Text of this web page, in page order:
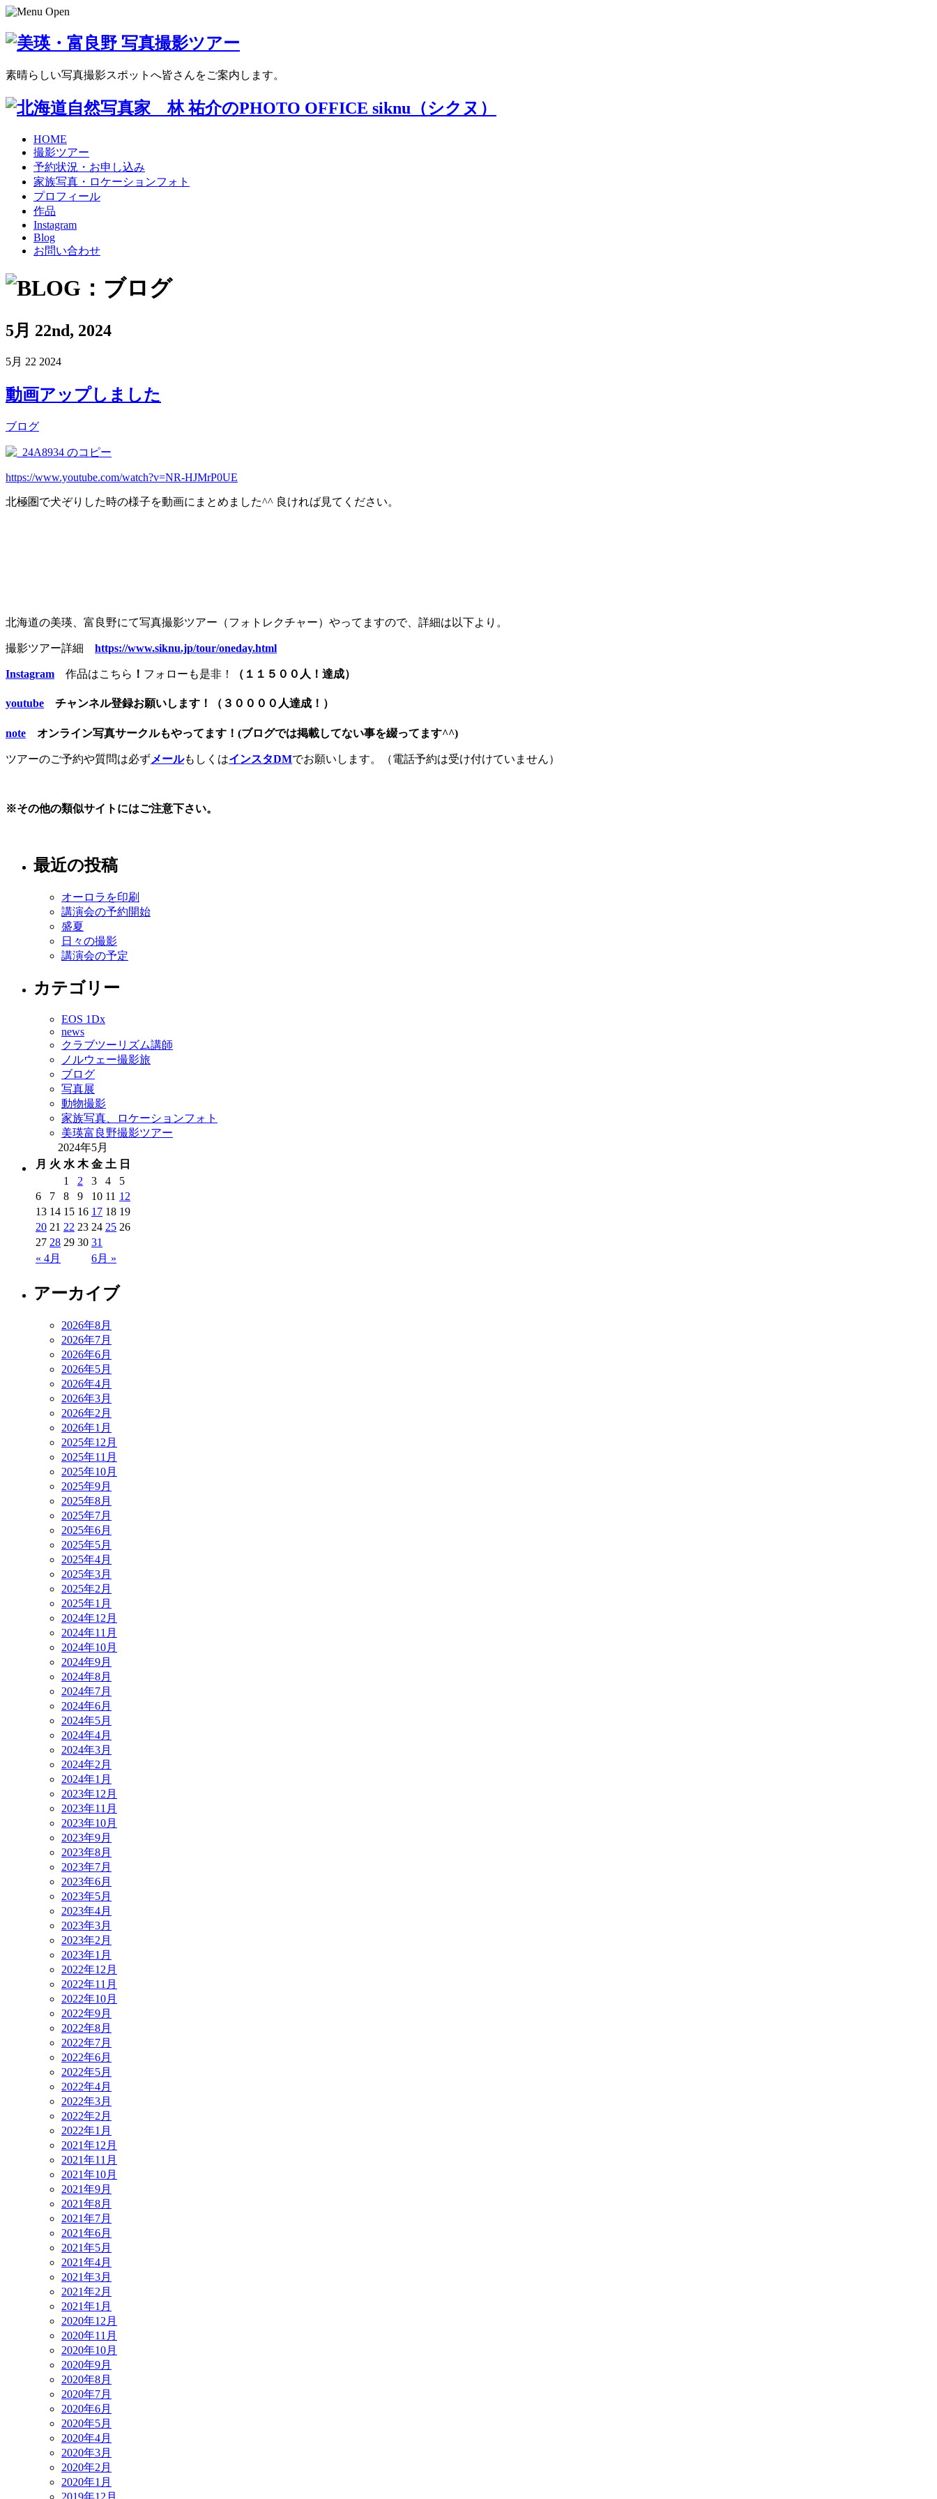
素晴らしい写真撮影スポットへ皆さんをご案内します。
HOME
撮影ツアー
予約状況・お申し込み
家族写真・ロケーションフォト
プロフィール
作品
Instagram
Blog
お問い合わせ
5月 22nd, 2024
5月 22 2024
動画アップしました
ブログ
https://www.youtube.com/watch?v=NR-HJMrP0UE
北極圏で犬ぞりした時の様子を動画にまとめました^^ 良ければ見てください。
北海道の美瑛、富良野にて写真撮影ツアー（フォトレクチャー）やってますので、詳細は以下より。
撮影ツアー詳細 https://www.siknu.jp/tour/oneday.html
Instagram 作品はこちら ！ フォローも是非！ （１１５００人！達成）
youtube チャンネル登録お願いします！（３００００人達成！）
note オンライン写真サークルもやってます！(ブログでは掲載してない事を綴ってます^^)
ツアーのご予約や質問は必ずメールもしくはインスタDMでお願いします。（電話予約は受け付けていません）
※その他の類似サイトにはご注意下さい。
最近の投稿
オーロラを印刷
講演会の予約開始
盛夏
日々の撮影
講演会の予定
カテゴリー
EOS 1Dx
news
クラブツーリズム講師
ノルウェー撮影旅
ブログ
写真展
動物撮影
家族写真、ロケーションフォト
美瑛富良野撮影ツアー
2024年5月
月 火 水 木 金 土 日
« 4月 6月 »
1 2 3 4
5
6
7 8 9 10 11 12
13 14 15 16 17 18 19
20 21 22 23 24 25 26
27 28 29 30 31
アーカイブ
2026年8月
2026年7月
2026年6月
2026年5月
2026年4月
2026年3月
2026年2月
2026年1月
2025年12月
2025年11月
2025年10月
2025年9月
2025年8月
2025年7月
2025年6月
2025年5月
2025年4月
2025年3月
2025年2月
2025年1月
2024年12月
2024年11月
2024年10月
2024年9月
2024年8月
2024年7月
2024年6月
2024年5月
2024年4月
2024年3月
2024年2月
2024年1月
2023年12月
2023年11月
2023年10月
2023年9月
2023年8月
2023年7月
2023年6月
2023年5月
2023年4月
2023年3月
2023年2月
2023年1月
2022年12月
2022年11月
2022年10月
2022年9月
2022年8月
2022年7月
2022年6月
2022年5月
2022年4月
2022年3月
2022年2月
2022年1月
2021年12月
2021年11月
2021年10月
2021年9月
2021年8月
2021年7月
2021年6月
2021年5月
2021年4月
2021年3月
2021年2月
2021年1月
2020年12月
2020年11月
2020年10月
2020年9月
2020年8月
2020年7月
2020年6月
2020年5月
2020年4月
2020年3月
2020年2月
2020年1月